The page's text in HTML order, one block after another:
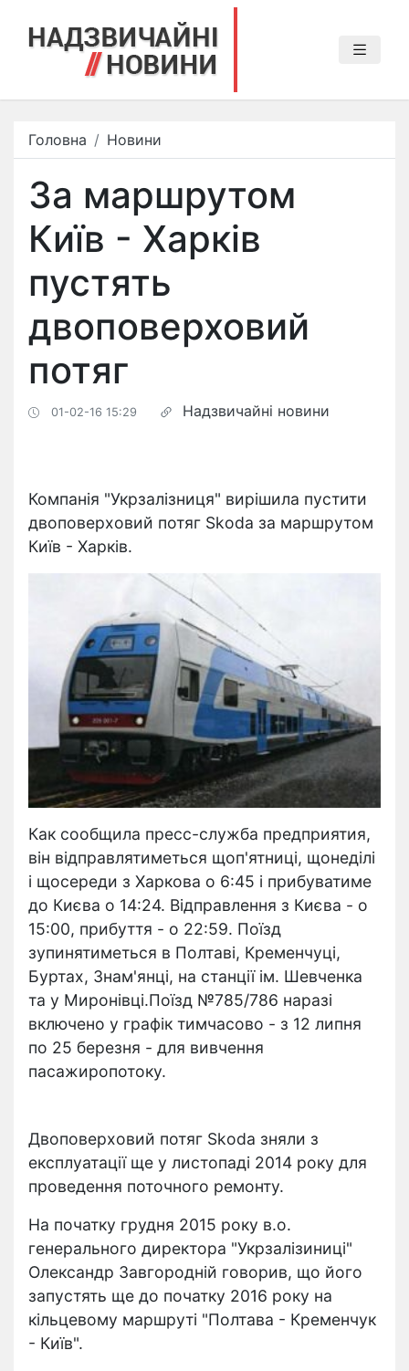
Головна Новини
За маршрутом
Київ - Харків
пустять
двоповерховий
потяг
01-02-16 15:29 Надзвичайні новини
Компанія "Укрзалізниця" вирішила пустити
двоповерховий потяг Skoda за маршрутом
Київ - Харків.
Как сообщила пресс-служба предприятия,
він відправлятиметься щоп'ятниці, щонеділі
і щосереди з Харкова о 6:45 і прибуватиме
до Києва о 14:24. Відправлення з Києва - о
15:00, прибуття - о 22:59. Поїзд
зупинятиметься в Полтаві, Кременчуці,
Буртах, Знам'янці, на станції ім. Шевченка
та у Миронівці.Поїзд №785/786 наразі
включено у графік тимчасово - з 12 липня
по 25 березня - для вивчення
пасажиропотоку.
Двоповерховий потяг Skoda зняли з
експлуатації ще у листопаді 2014 року для
проведення поточного ремонту.
На початку грудня 2015 року в.о.
генерального директора "Укрзалізиниці"
Олександр Завгородній говорив, що його
запустять ще до початку 2016 року на
кільцевому маршруті "Полтава - Кременчук
- Київ".